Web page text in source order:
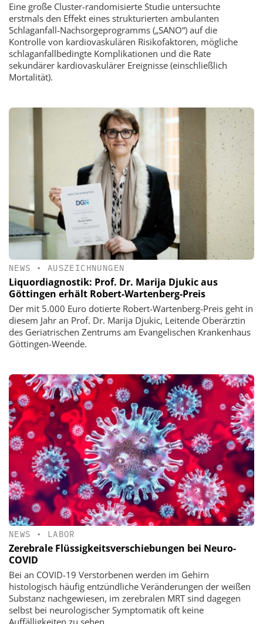
Eine große Cluster-randomisierte Studie untersuchte
erstmals den Effekt eines strukturierten ambulanten
Schlaganfall-Nachsorgeprogramms („SANO“) auf die
Kontrolle von kardiovaskulären Risikofaktoren, mögliche
schlaganfallbedingte Komplikationen und die Rate
sekundärer kardiovaskulärer Ereignisse (einschließlich
Mortalität).
NEWS • AUSZEICHNUNGEN
Liquordiagnostik: Prof. Dr. Marija Djukic aus
Göttingen erhält Robert-Wartenberg-Preis
Der mit 5.000 Euro dotierte Robert-Wartenberg-Preis geht in
diesem Jahr an Prof. Dr. Marija Djukic, Leitende Oberärztin
des Geriatrischen Zentrums am Evangelischen Krankenhaus
Göttingen-Weende.
NEWS • LABOR
Zerebrale Flüssigkeitsverschiebungen bei Neuro-
COVID
Bei an COVID-19 Verstorbenen werden im Gehirn
histologisch häufig entzündliche Veränderungen der weißen
Substanz nachgewiesen, im zerebralen MRT sind dagegen
selbst bei neurologischer Symptomatik oft keine